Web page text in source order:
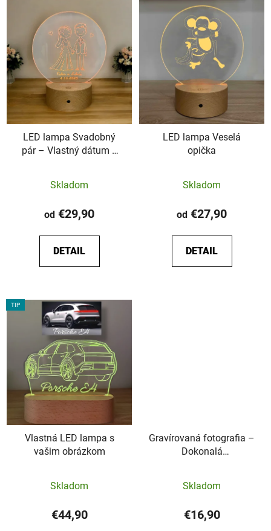
LED lampa Svadobný
pár – Vlastný dátum a
hodnotenie
produktu
5,0
z
Skladom
od €29,90
DETAIL
LED lampa Veselá
opička
Skladom
od €27,90
DETAIL
TIP
Vlastná LED lampa s
vašim obrázkom
hodnotenie
produktu
je
Skladom
€44,90
Gravírovaná fotografia –
Dokonalá
Skladom
€16,90